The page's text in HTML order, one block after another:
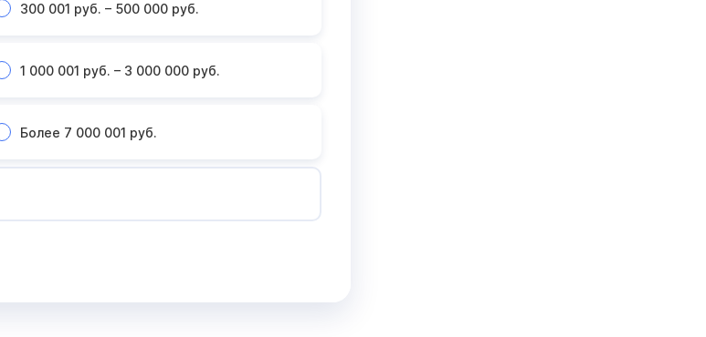
300 001 руб. – 500 000 руб.
1 000 001 руб. – 3 000 000 руб.
Более 7 000 001 руб.